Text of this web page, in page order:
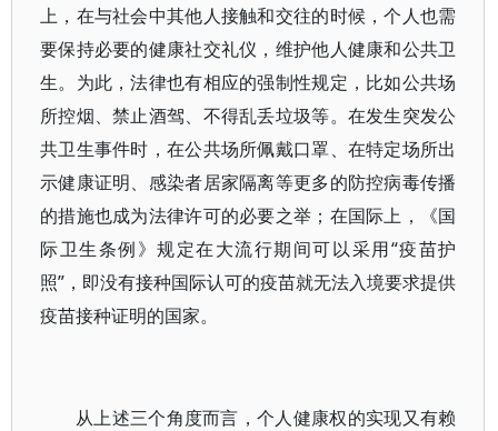
上，在与社会中其他人接触和交往的时候，个人也需
要保持必要的健康社交礼仪，维护他人健康和公共卫
生。为此，法律也有相应的强制性规定，比如公共场
所控烟、禁止酒驾、不得乱丢垃圾等。在发生突发公
共卫生事件时，在公共场所佩戴口罩、在特定场所出
示健康证明、感染者居家隔离等更多的防控病毒传播
的措施也成为法律许可的必要之举；在国际上，《国
际卫生条例》规定在大流行期间可以采用“疫苗护
照”，即没有接种国际认可的疫苗就无法入境要求提供
疫苗接种证明的国家。
从上述三个角度而言，个人健康权的实现又有赖